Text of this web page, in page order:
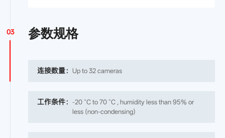
03 参数规格
连接数量： Up to 32 cameras
工作条件： -20 °C to 70 °C , humidity less than 95% or
less (non-condensing)